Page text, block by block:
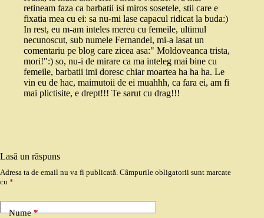
retineam faza ca barbatii isi miros sosetele, stii care e
fixatia mea cu ei: sa nu-mi lase capacul ridicat la buda:)
In rest, eu m-am inteles mereu cu femeile, ultimul
necunoscut, sub numele Fernandel, mi-a lasat un
comentariu pe blog care zicea asa:" Moldoveanca trista,
mori!":) so, nu-i de mirare ca ma inteleg mai bine cu
femeile, barbatii imi doresc chiar moartea ha ha ha. Le
vin eu de hac, maimutoii de ei muahhh, ca fara ei, am fi
mai plictisite, e drept!!! Te sarut cu drag!!!
Lasă un răspuns
Adresa ta de email nu va fi publicată. Câmpurile obligatorii sunt marcate
cu *
Nume*